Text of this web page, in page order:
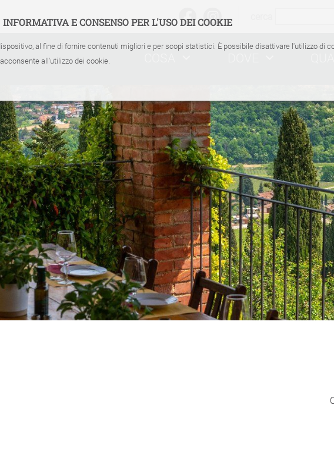
INFORMATIVA E CONSENSO PER L'USO DEI COOKIE
al fine di fornire contenuti migliori e per scopi statistici. È possibile disattivare l'utilizzo di
all'utilizzo dei cookie.